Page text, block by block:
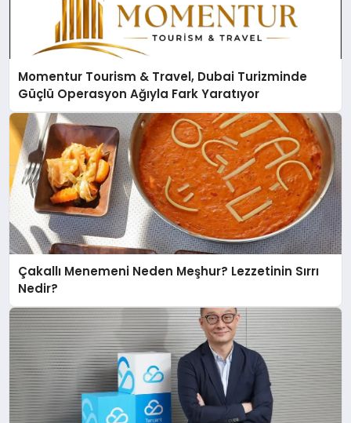
Momentur Tourism & Travel, Dubai Turizminde
Güçlü Operasyon Ağıyla Fark Yaratıyor
Çakallı Menemeni Neden Meşhur? Lezzetinin Sırrı
Nedir?